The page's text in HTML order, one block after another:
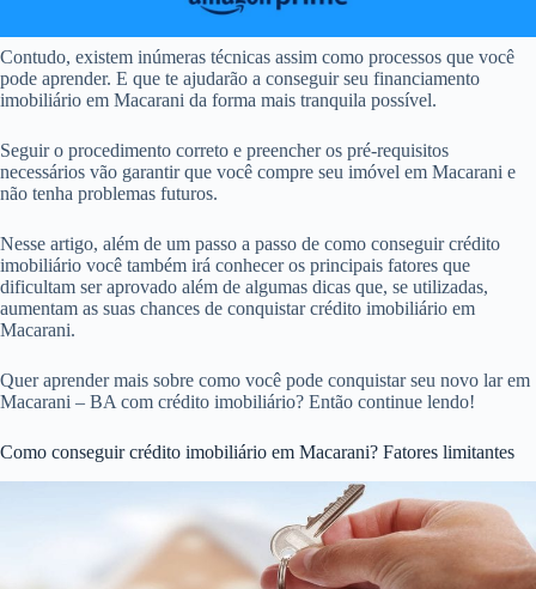
Contudo, existem inúmeras técnicas assim como processos que você
pode aprender. E que te ajudarão a conseguir seu financiamento
imobiliário em Macarani da forma mais tranquila possível.
Seguir o procedimento correto e preencher os pré-requisitos
necessários vão garantir que você compre seu imóvel em Macarani e
não tenha problemas futuros.
Nesse artigo, além de um passo a passo de como conseguir crédito
imobiliário você também irá conhecer os principais fatores que
dificultam ser aprovado além de algumas dicas que, se utilizadas,
aumentam as suas chances de conquistar crédito imobiliário em
Macarani.
Quer aprender mais sobre como você pode conquistar seu novo lar em
Macarani – BA com crédito imobiliário? Então continue lendo!
Como conseguir crédito imobiliário em Macarani? Fatores limitantes